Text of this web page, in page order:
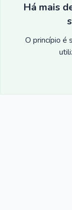
Há mais
O princípio é